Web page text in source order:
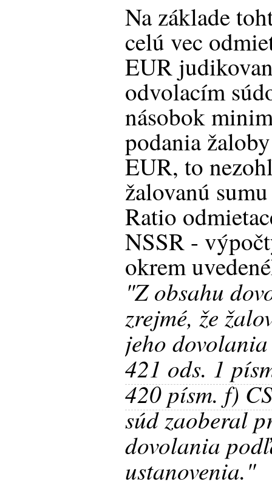
Na základe
celú vec
EUR
odvolacím
násobok
podania
EUR, to
žalovanú
Ratio
NSSR -
okrem
"Z obsahu
zrejmé, že
jeho
421 ods. 1
420 písm. f)
súd zaoberal
dovolania
ustanovenia."